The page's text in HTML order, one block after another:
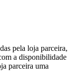
pela loja parceira,
a disponibilidade
parceira uma